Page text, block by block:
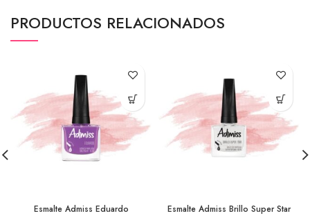
PRODUCTOS RELACIONADOS
Esmalte Admiss Eduardo Esmalte Admiss Brillo Super Star